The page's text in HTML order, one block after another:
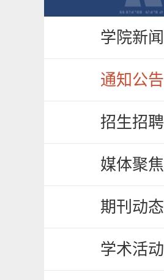
学院新闻
通知公告
招生招聘
媒体聚焦
期刊动态
学术活动